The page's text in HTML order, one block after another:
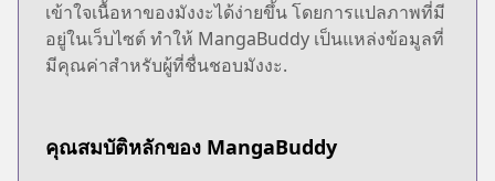
เข้าใจเนื้อหาของมังงะได้ง่ายขึ้น โดยการแปลภาพที่มี
อยู่ในเว็บไซต์ ทำให้ MangaBuddy เป็นแหล่งข้อมูลที่
มีคุณค่าสำหรับผู้ที่ชื่นชอบมังงะ.
คุณสมบัติหลักของ MangaBuddy